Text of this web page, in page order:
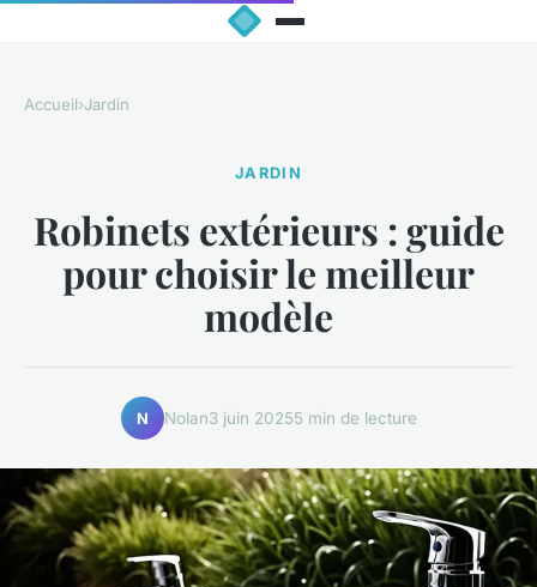
Accueil›Jardin
JARDIN
Robinets extérieurs : guide
pour choisir le meilleur
modèle
N Nolan3 juin 20255 min de lecture